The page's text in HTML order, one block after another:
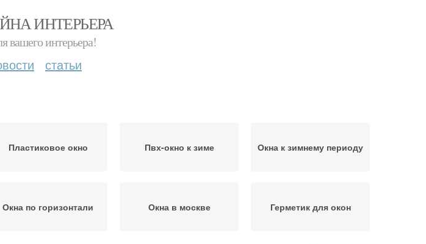
ИНТЕРЬЕРА
вашего интерьера!
статьи
Пластиковое окно Пвх-окно к зиме Окна к зимнему периоду
Окна по горизонтали Окна в москве Герметик для окон